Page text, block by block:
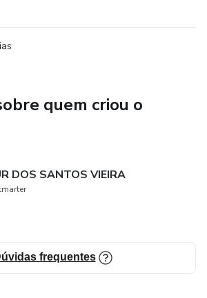
quem criou o
DOS SANTOS VIEIRA
frequentes